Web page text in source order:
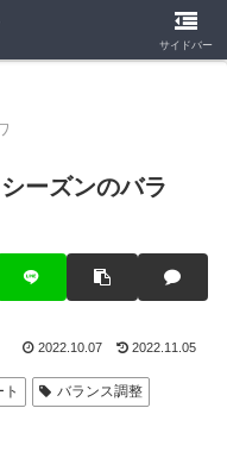
プロスピA
ーズンのバラ
2022.10.07 2022.11.05
バランス調整
サイドバー